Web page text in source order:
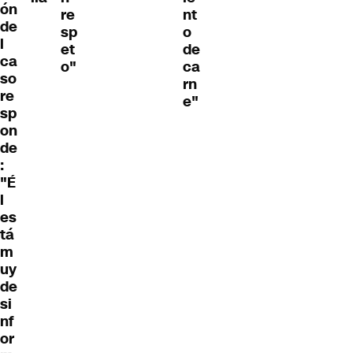
ón
de
l
ca
so
re
sp
on
de
:
"É
l
es
tá
m
uy
de
si
nf
or
re
sp
et
o"
nt
o
de
ca
rn
e"